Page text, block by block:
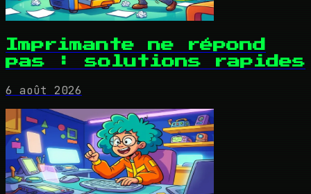
Imprimante ne répond
pas : solutions rapides
6 août 2026